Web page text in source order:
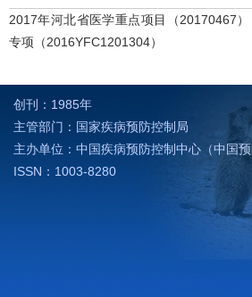
2017年河北省医学重点项目（20170467
专项（2016YFC1201304）
创刊：1985年
主管部门：国家疾病预防控制局
主办单位：中国疾病预防控制中心（中国预
ISSN：1003-8280